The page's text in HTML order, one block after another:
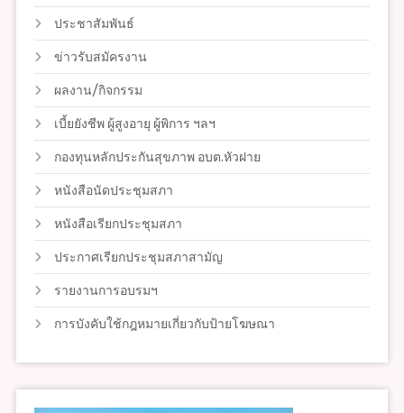
ประชาสัมพันธ์
ข่าวรับสมัครงาน
ผลงาน/กิจกรรม
เบี้ยยังชีพ ผู้สูงอายุ ผู้พิการ ฯลฯ
กองทุนหลักประกันสุขภาพ อบต.หัวฝาย
หนังสือนัดประชุมสภา
หนังสือเรียกประชุมสภา
ประกาศเรียกประชุมสภาสามัญ
รายงานการอบรมฯ
การบังคับใช้กฎหมายเกี่ยวกับป้ายโฆษณา